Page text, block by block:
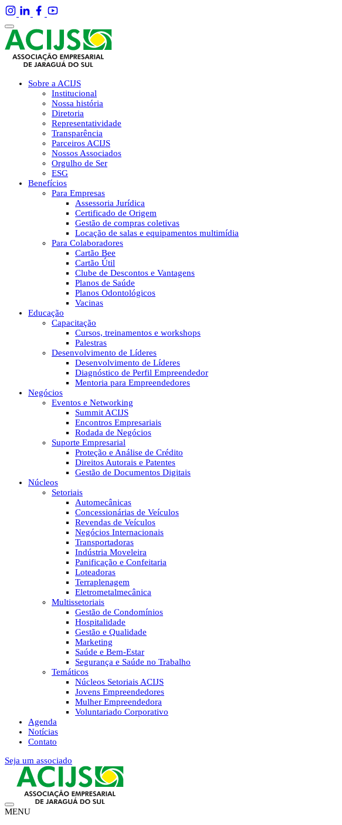
Sobre a ACIJS
Institucional
Nossa história
Diretoria
Representatividade
Transparência
Parceiros ACIJS
Nossos Associados
Orgulho de Ser
ESG
Benefícios
Para Empresas
Assessoria Jurídica
Certificado de Origem
Gestão de compras coletivas
Locação de salas e equipamentos multimídia
Para Colaboradores
Cartão Bee
Cartão Útil
Clube de Descontos e Vantagens
Planos de Saúde
Planos Odontológicos
Vacinas
Educação
Capacitação
Cursos, treinamentos e workshops
Palestras
Desenvolvimento de Líderes
Desenvolvimento de Líderes
Diagnóstico de Perfil Empreendedor
Mentoria para Empreendedores
Negócios
Eventos e Networking
Summit ACIJS
Encontros Empresariais
Rodada de Negócios
Suporte Empresarial
Proteção e Análise de Crédito
Direitos Autorais e Patentes
Gestão de Documentos Digitais
Núcleos
Setoriais
Automecânicas
Concessionárias de Veículos
Revendas de Veículos
Negócios Internacionais
Transportadoras
Indústria Moveleira
Panificação e Confeitaria
Loteadoras
Terraplenagem
Eletrometalmecânica
Multissetoriais
Gestão de Condomínios
Hospitalidade
Gestão e Qualidade
Marketing
Saúde e Bem-Estar
Segurança e Saúde no Trabalho
Temáticos
Núcleos Setoriais ACIJS
Jovens Empreendedores
Mulher Empreendedora
Voluntariado Corporativo
Agenda
Notícias
Contato
Seja um associado
MENU